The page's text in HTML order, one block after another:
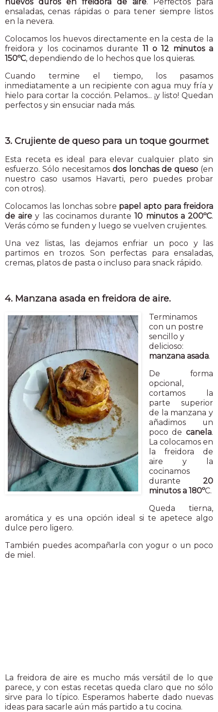
ensaladas, cenas rápidas o para tener siempre listos
en la nevera.
Colocamos los huevos directamente en la cesta de la
freidora y los cocinamos durante 11 o 12 minutos a
150ºC, dependiendo de lo hechos que los quieras.
Cuando termine el tiempo, los pasamos
inmediatamente a un recipiente con agua muy fría y
hielo para cortar la cocción. Pelamos... ¡y listo! Quedan
perfectos y sin ensuciar nada más.
3. Crujiente de queso para un toque gourmet
Esta receta es ideal para elevar cualquier plato sin
esfuerzo. Sólo necesitamosdos lonchas de queso(en
nuestro caso usamos Havarti, pero puedes probar
con otros).
Colocamos las lonchas sobre papel apto para freidora
de aire y las cocinamos durante10 minutos a 200ºC.
Verás cómo se funden y luego se vuelven crujientes.
Una vez listas, las dejamos enfriar un poco y las
partimos en trozos. Son perfectas para ensaladas,
cremas, platos de pasta o incluso para snack rápido.
4. Manzana asada en freidora de aire.
Terminamos
con un postre
sencillo y
delicioso:
manzana asada.
De forma
opcional,
cortamos la
parte superior
de la manzana y
añadimos un
poco de canela.
La colocamos en
la freidora de
aire y la
cocinamos
durante 20
minutos a 180ºC.
Queda tierna,
aromática y es una opción ideal si te apetece algo
dulce pero ligero.
También puedes acompañarla con yogur o un poco
de miel.
La freidora de aire es mucho más versátil de lo que
parece, y con estas recetas queda claro que no sólo
sirve para lo típico. Esperamos haberte dado nuevas
ideas para sacarle aún más partido a tu cocina.